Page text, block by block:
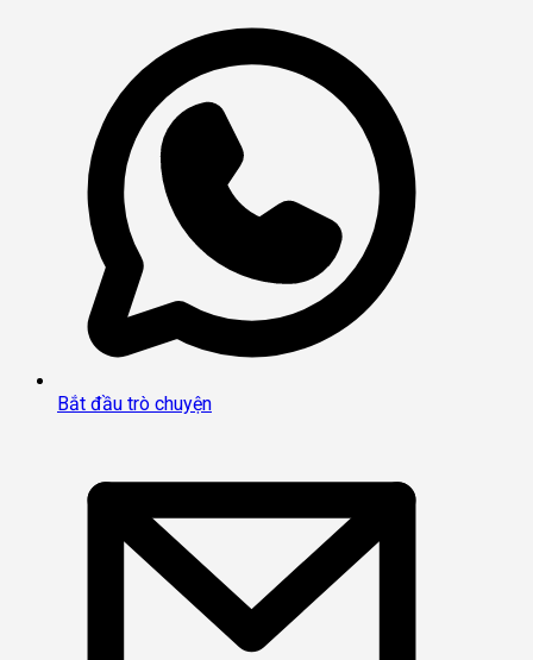
Bắt đầu trò chuyện